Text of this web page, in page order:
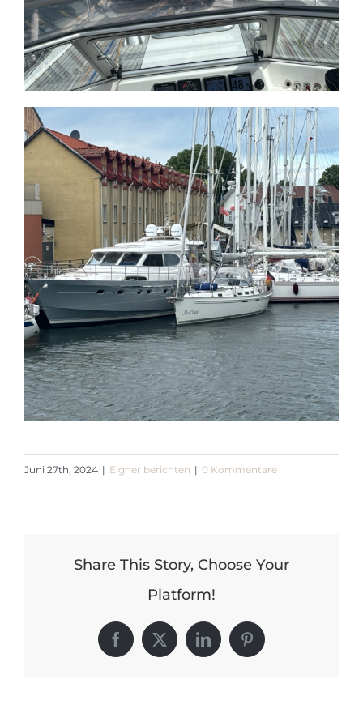
Juni 27th, 2024 | Eigner berichten | 0 Kommentare
Share This Story, Choose Your
Platform!
Facebook
X LinkedInPinterest